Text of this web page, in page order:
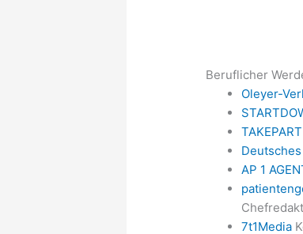
Beruflicher
Oleyer-
AP 1
7t1Media